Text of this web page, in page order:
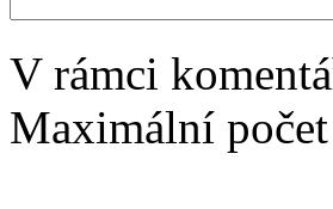
V rámci
Maximální